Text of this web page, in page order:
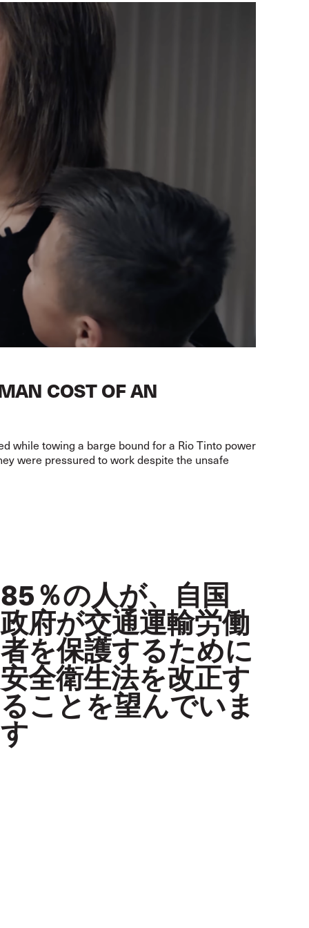
COST OF AN
while towing a barge bound for a Rio Tinto power
were pressured to work despite the unsafe
85％の人が、自国
政府が交通運輸労働
者を保護するために
安全衛生法を改正す
ることを望んでいま
す